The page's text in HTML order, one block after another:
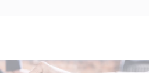
von YouTube-